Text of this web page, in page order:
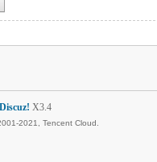
Discuz! X3.4
2021, Tencent Cloud.